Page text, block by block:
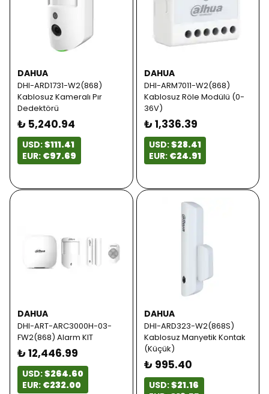
DAHUA
DHI-ARD1731-W2(868)
Kablosuz Kameralı Pır
Dedektörü
₺ 5,240.94
USD:$111.41
EUR: €97.69
DAHUA
DHI-ARM7011-W2(868)
Kablosuz Röle Modülü (0-
36V)
₺ 1,336.39
USD:$28.41
EUR: €24.91
DAHUA
DHI-ART-ARC3000H-03-
FW2(868) Alarm KIT
₺ 12,446.99
USD:$264.60
EUR: €232.00
DAHUA
DHI-ARD323-W2(868S)
Kablosuz Manyetik Kontak
(Küçük)
₺ 995.40
USD:$21.16